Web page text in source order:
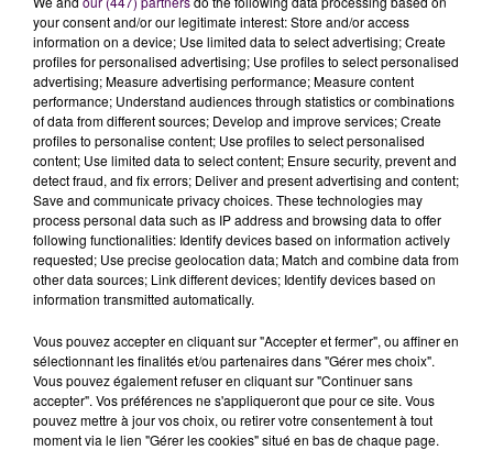
atteint à présent 400 cas. Quant au taux d’incidence
mayennais, il a grimpé, dans le même temps, de 274 à
353.
257 GUÉRISONS APRÈS COVID-19
Les formes graves de la maladie continuent
d’alimenter les nécrologies puisqu’en sept jours, un
total de 46 patients a succombé au Covid-19 sur
l’ensemble des Pays-de-la-Loire :trois décès
supplémentaires enregistrés en Vendée, six en
Mayenne, sept dans la Sarthe, quatorze en Loire-
même période, notons toutefois que 257 personnes
ont pu quitter les hôpitaux de nos départements,
guéris.
your consent and/or our legitimate interest: Store and/or access
information on a device; Use limited data to select advertising; Create
profiles for personalised advertising; Use profiles to select personalised
advertising; Measure advertising performance; Measure content
performance; Understand audiences through statistics or combinations
of data from different sources; Develop and improve services; Create
profiles to personalise content; Use profiles to select personalised
content; Use limited data to select content; Ensure security, prevent and
detect fraud, and fix errors; Deliver and present advertising and content;
Save and communicate privacy choices. These technologies may
process personal data such as IP address and browsing data to offer
following functionalities: Identify devices based on information actively
requested; Use precise geolocation data; Match and combine data from
other data sources; Link different devices; Identify devices based on
information transmitted automatically.
Vous pouvez accepter en cliquant sur "Accepter et fermer", ou affiner en
sélectionnant les finalités et/ou partenaires dans "Gérer mes choix".
Vous pouvez également refuser en cliquant sur "Continuer sans
accepter". Vos préférences ne s'appliqueront que pour ce site. Vous
pouvez mettre à jour vos choix, ou retirer votre consentement à tout
moment via le lien "Gérer les cookies" situé en bas de chaque page.